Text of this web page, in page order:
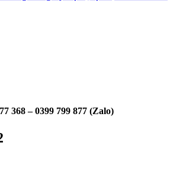
368 – 0399 799 877 (Zalo)